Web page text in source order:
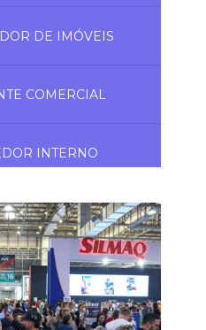
DE IMÓVEIS
COMERCIAL
INTERNO